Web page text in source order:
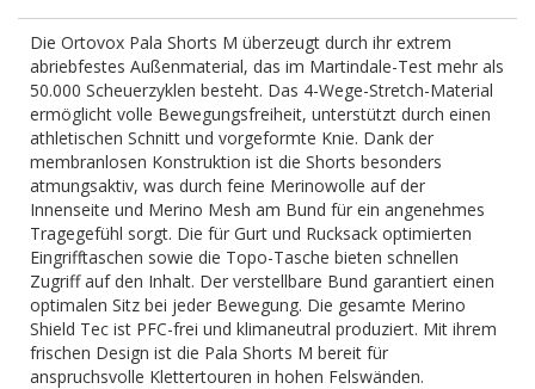
Die Ortovox Pala Shorts M überzeugt durch ihr extrem
abriebfestes Außenmaterial, das im Martindale-Test mehr als
50.000 Scheuerzyklen besteht. Das 4-Wege-Stretch-Material
ermöglicht volle Bewegungsfreiheit, unterstützt durch einen
athletischen Schnitt und vorgeformte Knie. Dank der
membranlosen Konstruktion ist die Shorts besonders
atmungsaktiv, was durch feine Merinowolle auf der
Innenseite und Merino Mesh am Bund für ein angenehmes
Tragegefühl sorgt. Die für Gurt und Rucksack optimierten
Eingrifftaschen sowie die Topo-Tasche bieten schnellen
Zugriff auf den Inhalt. Der verstellbare Bund garantiert einen
optimalen Sitz bei jeder Bewegung. Die gesamte Merino
Shield Tec ist PFC-frei und klimaneutral produziert. Mit ihrem
frischen Design ist die Pala Shorts M bereit für
anspruchsvolle Klettertouren in hohen Felswänden.